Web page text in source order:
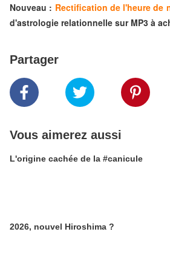
Nouveau : Rectification de l'heure de
d'astrologie relationnelle sur MP3 à
Partager
Vous aimerez aussi
L'origine cachée de la #canicule
2026, nouvel Hiroshima ?